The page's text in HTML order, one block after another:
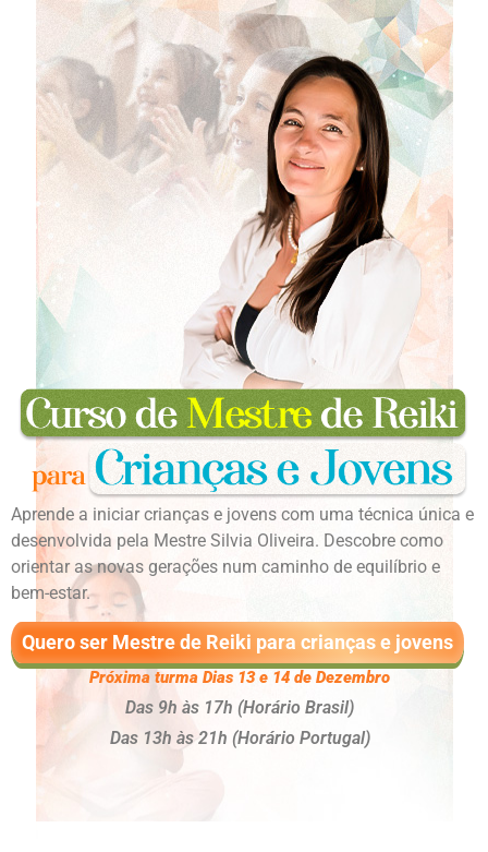
Aprende a iniciar crianças e jovens com uma técnica única e
desenvolvida pela Mestre Silvia Oliveira. Descobre como
orientar as novas gerações num caminho de equilíbrio e
bem-estar.
Quero ser Mestre de Reiki para crianças e jovens
Próxima turma Dias 13 e 14 de Dezembro
Das 9h às 17h (Horário Brasil)
Das 13h às 21h (Horário Portugal)